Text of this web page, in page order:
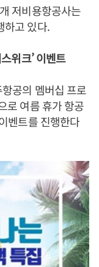
저비용항공사는
하고 있다.
위크’ 이벤트
공의 멤버십 프로
로 여름 휴가 항공
벤트를 진행한다